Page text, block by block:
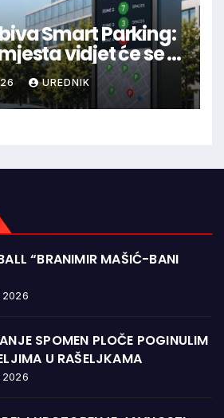
Smart Parking:
vidjet će se u
UREDNIK
“BRANIMIR MAŠIĆ-BANI
2026
SPOMEN PLOČE POGINULIM
U RAŠELJKAMA
2026